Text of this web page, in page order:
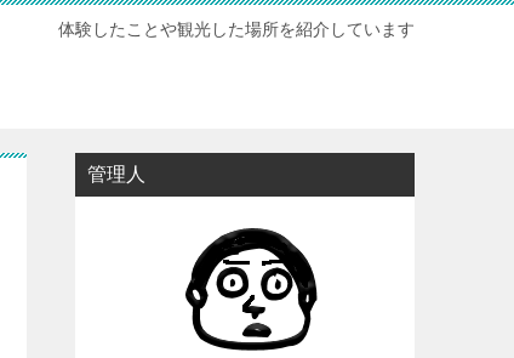
体験したことや観光した場所を紹介しています
管理人